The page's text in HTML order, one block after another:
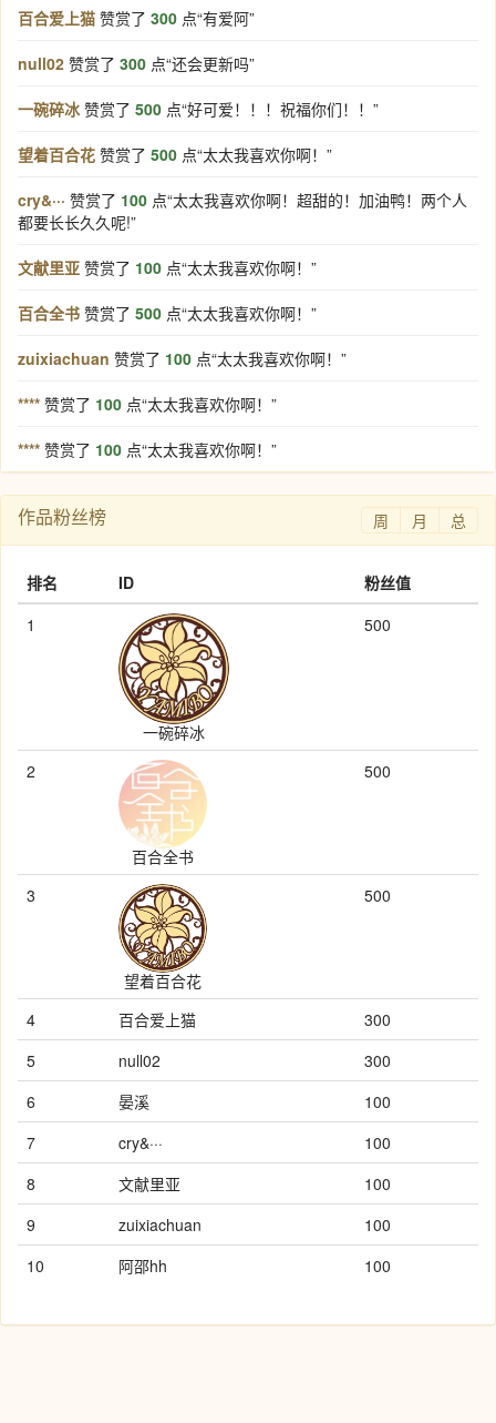
百合爱上猫 赞赏了 300 点“有爱阿”
null02 赞赏了 300 点“还会更新吗”
一碗碎冰 赞赏了 500 点“好可爱！！！祝福你们！！”
望着百合花 赞赏了 500 点“太太我喜欢你啊！”
cry&··· 赞赏了 100 点“太太我喜欢你啊！超甜的！加油鸭！两个人
都要长长久久呢!”
文献里亚 赞赏了 100 点“太太我喜欢你啊！”
百合全书 赞赏了 500 点“太太我喜欢你啊！”
zuixiachuan 赞赏了 100 点“太太我喜欢你啊！”
**** 赞赏了 100 点“太太我喜欢你啊！”
**** 赞赏了 100 点“太太我喜欢你啊！”
作品粉丝榜 周 月 总
排名 ID
粉丝值
1
一碗碎冰
500
2
百合全书
500
3
望着百合花
500
4 百合爱上猫
300
5
null02
300
6
晏溪
100
7
cry&···
100
8
文献里亚
100
9
zuixiachuan
100
10
阿邵hh 100